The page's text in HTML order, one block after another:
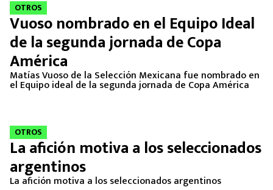
FÓRMULA 1
BOXEO
LIGA MX
OTROS
Vuoso nombrado en el Equipo Ideal
de la segunda jornada de Copa
América
Matías Vuoso de la Selección Mexicana fue nombrado en
el Equipo ideal de la segunda jornada de Copa América
OTROS
La afición motiva a los seleccionados
argentinos
La afición motiva a los seleccionados argentinos